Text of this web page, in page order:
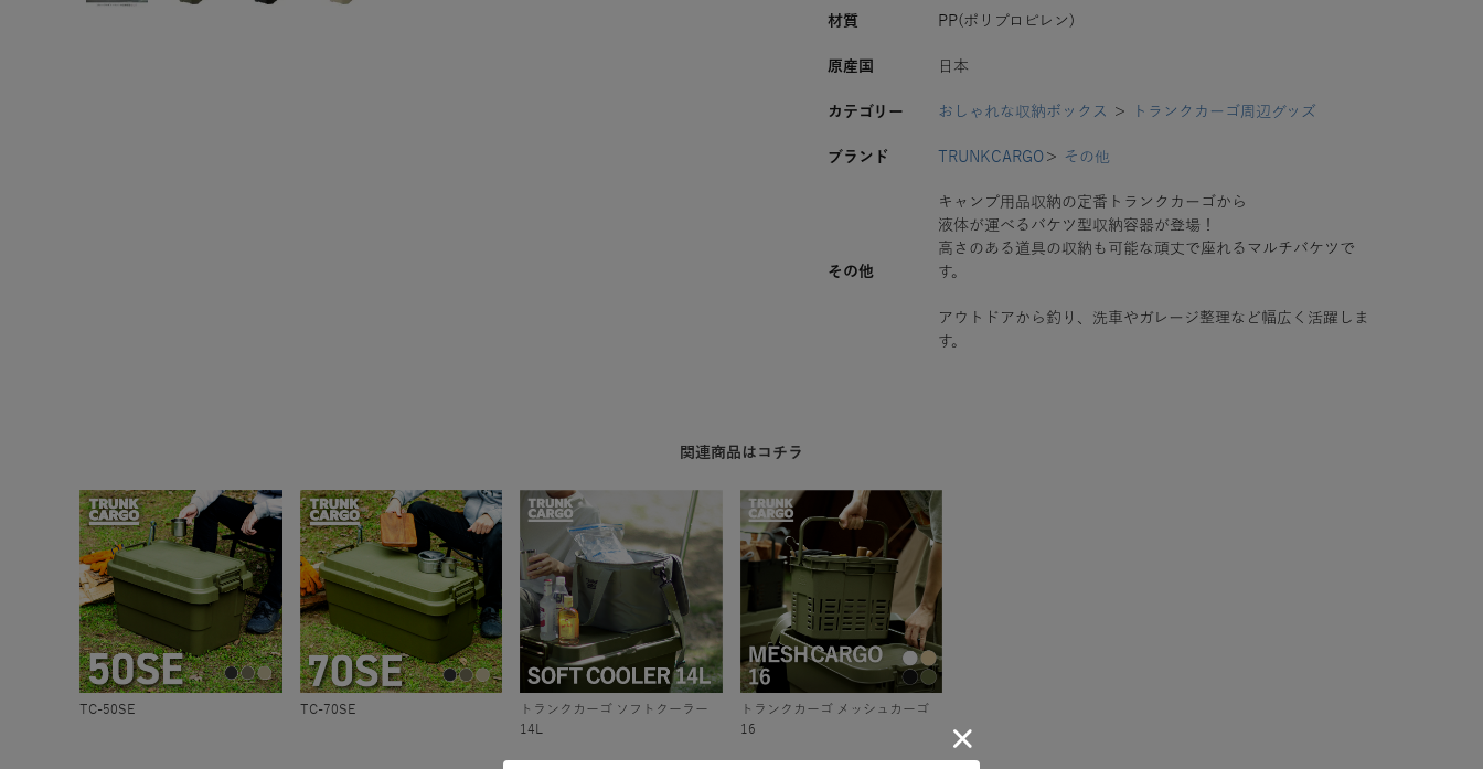
材質 PP(ポリプロピレン)
原産国 日本
カテゴリー おしゃれな収納ボックス ＞ トランクカーゴ周辺グッズ
ブランド TRUNKCARGO ＞ その他
その他
キャンプ用品収納の定番トランクカーゴから
液体が運べるバケツ型収納容器が登場！
高さのある道具の収納も可能な頑丈で座れるマルチバケツで
す。
アウトドアから釣り、洗車やガレージ整理など幅広く活躍しま
す。
関連商品はコチラ
TC-50SE TC-70SE
トランクカーゴ ソフトクーラー
14L
トランクカーゴ メッシュカーゴ
16